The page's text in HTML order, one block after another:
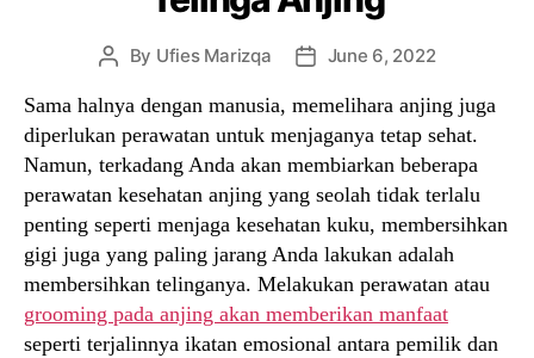
Post
By Ufies Marizqa
PostJune 6, 2022
Sama halnya dengan manusia, memelihara anjing juga
diperlukan perawatan untuk menjaganya tetap sehat.
Namun, terkadang Anda akan membiarkan beberapa
perawatan kesehatan anjing yang seolah tidak terlalu
penting seperti menjaga kesehatan kuku, membersihkan
gigi juga yang paling jarang Anda lakukan adalah
membersihkan telinganya. Melakukan perawatan atau
grooming pada anjing akan memberikan manfaat
seperti terjalinnya ikatan emosional antara pemilik dan